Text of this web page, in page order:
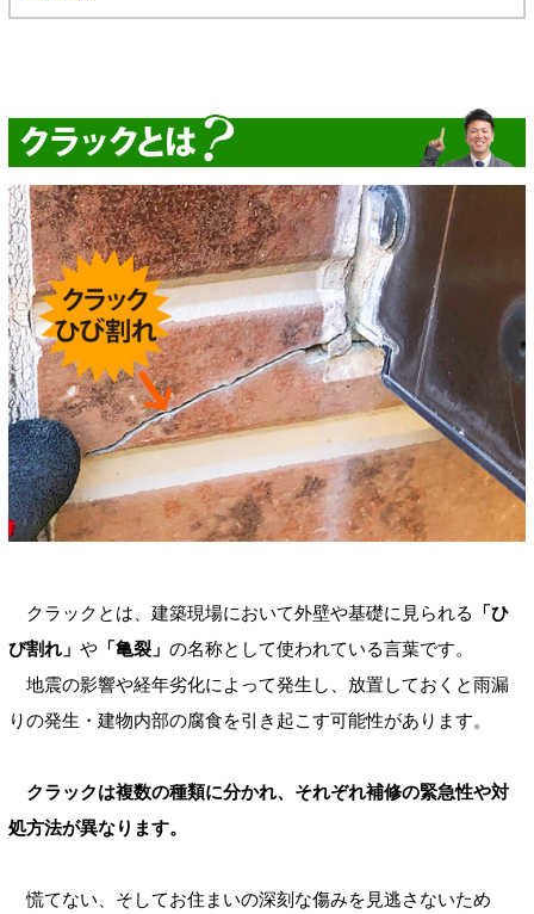
クラックとは、建築現場において外壁や基礎に見られる
「ひ
び割れ」 や 「亀裂」 の名称として使われている言葉です。
地震の影響や経年劣化によって発生し、放置しておくと雨漏
りの発生・建物内部の腐食を引き起こす可能性があります。
クラックは複数の種類に分かれ、それぞれ補修の緊急性や対
処方法が異なります。
慌てない、そしてお住まいの深刻な傷みを見逃さないため